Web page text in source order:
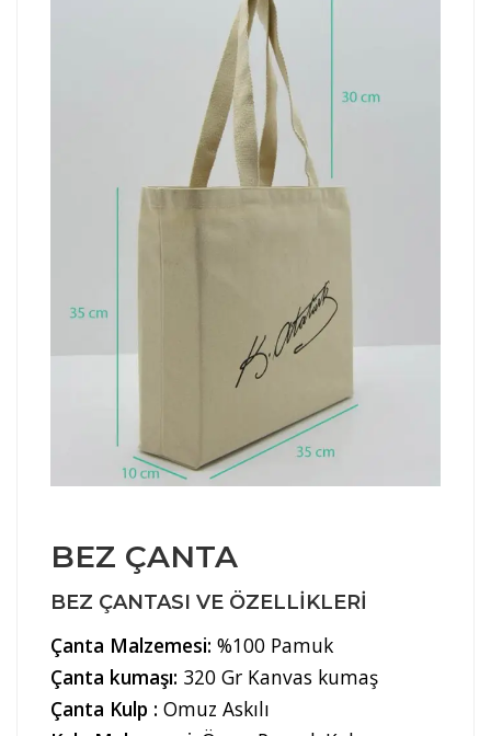
BEZ ÇANTA
BEZ ÇANTASI VE ÖZELLIKLERI
Çanta Malzemesi: %100 Pamuk
Çanta kumaşı: 320 Gr Kanvas kumaş
Çanta Kulp : Omuz Askılı